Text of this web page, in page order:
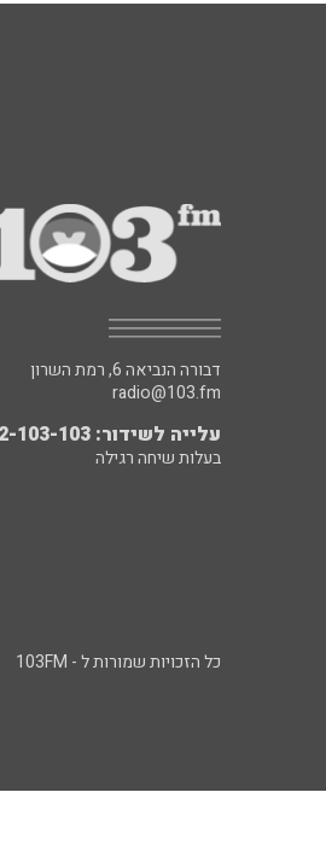
דבורה הנביאה 6, רמת השרון
radio@103.fm
עלייה לשידור: 0552-103-103
בעלות שיחה רגילה
כל הזכויות שמורות ל - 103FM